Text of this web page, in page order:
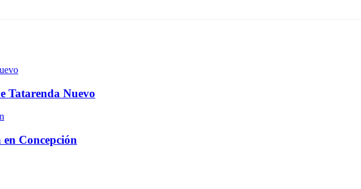
Tatarenda Nuevo
Concepción